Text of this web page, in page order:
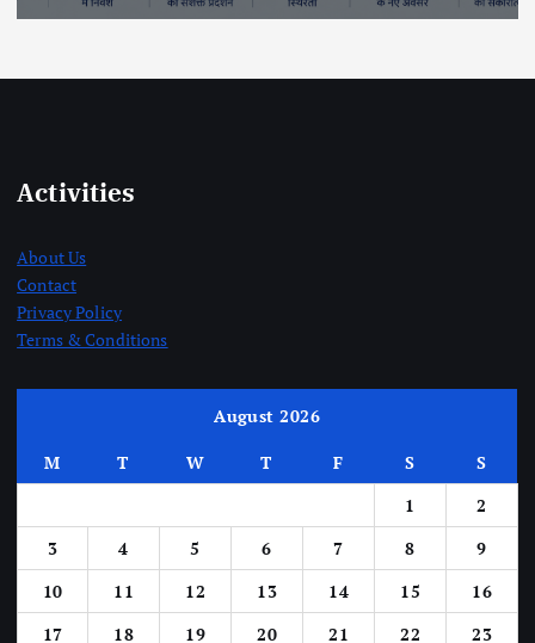
Activities
About Us
Contact
Privacy Policy
Terms & Conditions
August 2026
M T W T F S
S
1
2
3
4 5 6 7 8
9
10
11 12 13 14 15
16
17
18 19 20 21 22 23